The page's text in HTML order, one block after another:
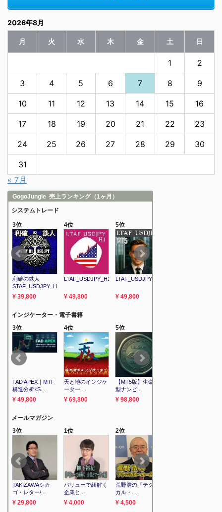
2026年8月
月 火 水 木 金 土 日
1 2
3 4 5 6 7 8 9
10 11 12 13 14 15 16
17 18 19 20 21 22 23
24 25 26 27 28 29 30
31
« 7月